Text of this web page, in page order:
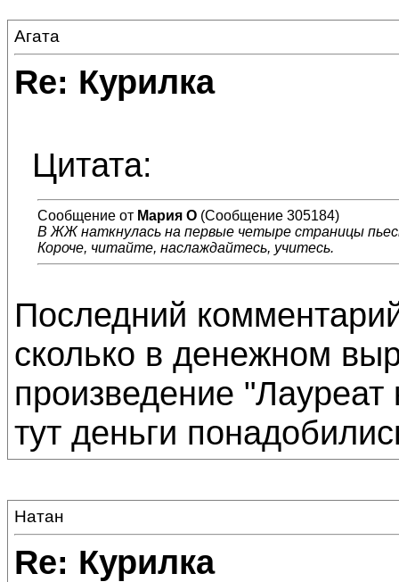
Агата
Re: Курилка
Цитата:
Сообщение от Мария О (Сообщение 305184)
В ЖЖ наткнулась на первые четыре страницы
Короче, читайте, наслаждайтесь, учитесь.
Последний
сколько в денежном
произведение
тут деньги
Натан
Re: Курилка